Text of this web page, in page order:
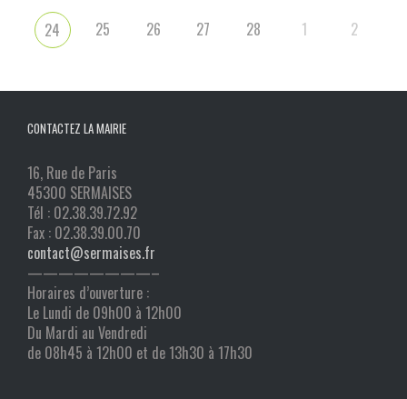
24 25 26 27 28 1 2
CONTACTEZ LA MAIRIE
16, Rue de Paris
45300 SERMAISES
Tél : 02.38.39.72.92
Fax : 02.38.39.00.70
contact@sermaises.fr
————————–
Horaires d’ouverture :
Le Lundi de 09h00 à 12h00
Du Mardi au Vendredi
de 08h45 à 12h00 et de 13h30 à 17h30